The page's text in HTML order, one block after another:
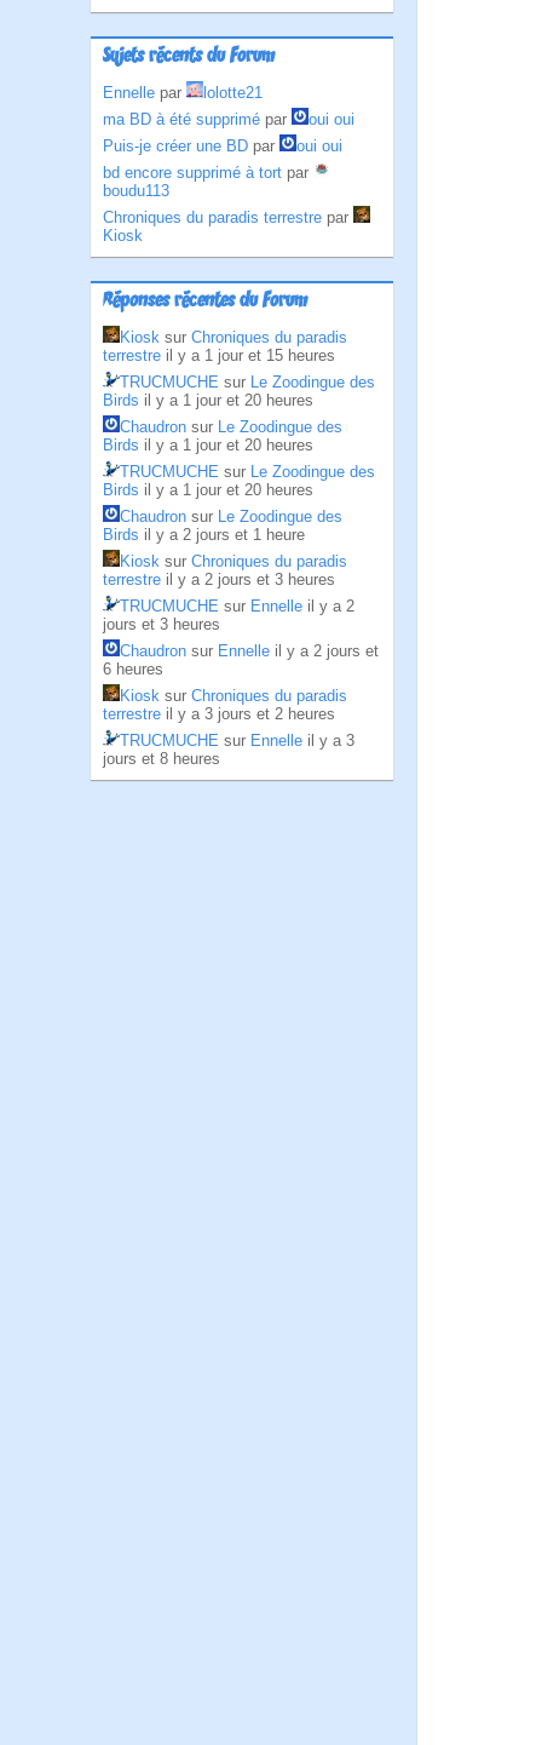
Sujets récents du Forum
Ennelle par
lolotte21
ma BD à été supprimé par
oui oui
Puis-je créer une BD par
oui oui
bd encore supprimé à tort par
boudu113
Chroniques du paradis terrestre par
Kiosk
Réponses récentes du Forum
Kiosk sur Chroniques du paradis
terrestre il y a 1 jour et 15 heures
TRUCMUCHE sur Le Zoodingue des
Birds il y a 1 jour et 20 heures
Chaudron sur Le Zoodingue des
Birds il y a 1 jour et 20 heures
TRUCMUCHE sur Le Zoodingue des
Birds il y a 1 jour et 20 heures
Chaudron sur Le Zoodingue des
Birds il y a 2 jours et 1 heure
Kiosk sur Chroniques du paradis
terrestre il y a 2 jours et 3 heures
TRUCMUCHE sur Ennelle il y a 2
jours et 3 heures
Chaudron sur Ennelle il y a 2 jours et
6 heures
Kiosk sur Chroniques du paradis
terrestre il y a 3 jours et 2 heures
TRUCMUCHE sur Ennelle il y a 3
jours et 8 heures